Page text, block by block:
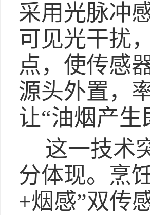
采用光脉冲
可见光干扰
点，使传感
源头外置，
让“油烟产
这一技术
分体现。烹
+烟感”双传